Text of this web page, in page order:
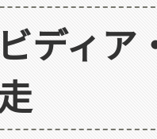
ディア